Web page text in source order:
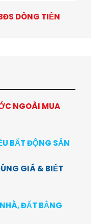
DÒNG TIỀN
NGOÀI MUA
BẤT ĐỘNG SẢN
GIÁ & BIẾT
ĐẤT BẰNG